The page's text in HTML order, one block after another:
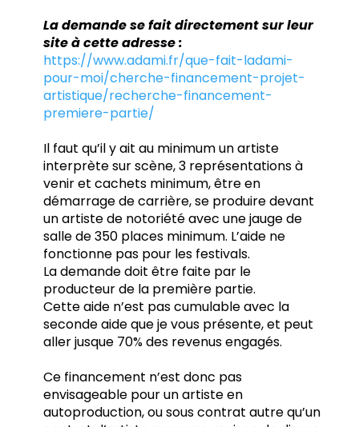
La demande se fait directement sur leur
site à cette adresse :
https://www.adami.fr/que-fait-ladami-
pour-moi/cherche-financement-projet-
artistique/recherche-financement-
premiere-partie/
Il faut qu’il y ait au minimum un artiste
interprète sur scène, 3 représentations à
venir et cachets minimum, être en
démarrage de carrière, se produire devant
un artiste de notoriété avec une jauge de
salle de 350 places minimum. L’aide ne
fonctionne pas pour les festivals.
La demande doit être faite par le
producteur de la première partie.
Cette aide n’est pas cumulable avec la
seconde aide que je vous présente, et peut
aller jusque 70% des revenus engagés.
Ce financement n’est donc pas
envisageable pour un artiste en
autoproduction, ou sous contrat autre qu’un